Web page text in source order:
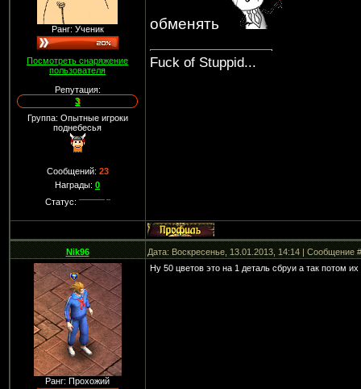
Ранг: Ученик
Посмотреть снаряжение
пользователя
Репутация:
3
Группа: Опытные игроки
поднебесья
Сообщений: 23
Награды: 0
Статус:
обменять
Fuck of Stuppid...
Nik96 Дата: Воскресенье, 13.01.2013, 14:14 | Сообщение
Ранг: Прохожий
Ну 50 цветов это на 1 деталь сбруи а так потом